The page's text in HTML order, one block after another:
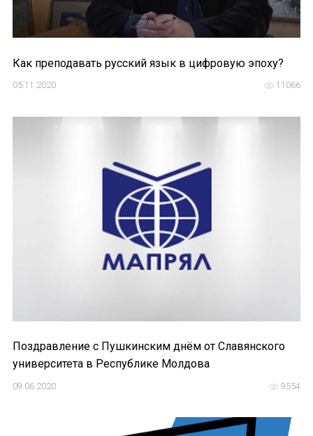
Как преподавать русский язык в цифровую эпоху?
11066
05.11.2020
Поздравление с Пушкинским днём от Славянского
университета в Республике Молдова
9554
09.06.2020